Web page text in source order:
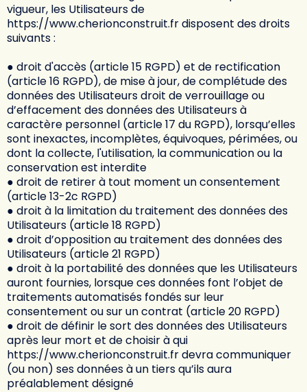
vigueur, les Utilisateurs de
https://www.cherionconstruit.frdisposent des droits
suivants :
● droit d'accès (article 15 RGPD) et de rectification
(article 16 RGPD), de mise à jour, de complétude des
données des Utilisateurs droit de verrouillage ou
d’effacement des données des Utilisateurs à
caractère personnel (article 17 du RGPD), lorsqu’elles
sont inexactes, incomplètes, équivoques, périmées, ou
dont la collecte, l'utilisation, la communication ou la
conservation est interdite
● droit de retirer à tout moment un consentement
(article 13-2c RGPD)
● droit à la limitation du traitement des données des
Utilisateurs (article 18 RGPD)
● droit d’opposition au traitement des données des
Utilisateurs (article 21 RGPD)
● droit à la portabilité des données que les Utilisateurs
auront fournies, lorsque ces données font l’objet de
traitements automatisés fondés sur leur
consentement ou sur un contrat (article 20 RGPD)
● droit de définir le sort des données des Utilisateurs
après leur mort et de choisir à qui
https://www.cherionconstruit.frdevra communiquer
(ou non) ses données à un tiers qu’ils aura
préalablement désigné